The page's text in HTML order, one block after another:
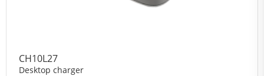
CH10L27
Desktop charger